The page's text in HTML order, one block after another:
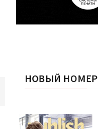
НОВЫЙ НОМЕР